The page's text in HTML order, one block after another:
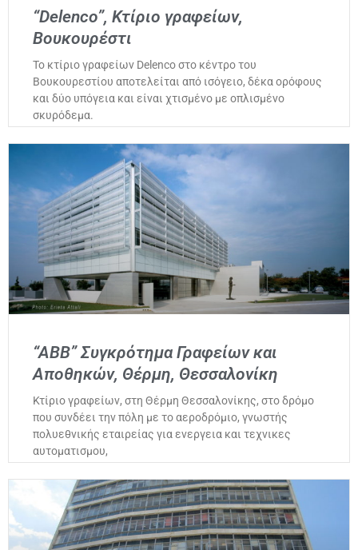
“Delenco”, Κτίριο γραφείων,
Βουκουρέστι
Το κτίριο γραφείων Delenco στο κέντρο του
Βουκουρεστίου αποτελείται από ισόγειο, δέκα ορόφους
και δύο υπόγεια και είναι χτισμένο με οπλισμένο
σκυρόδεμα.
“ABB” Συγκρότημα Γραφείων και
Αποθηκών, Θέρμη, Θεσσαλονίκη
Κτίριο γραφείων, στη Θέρμη Θεσσαλονίκης, στο δρόμο
που συνδέει την πόλη με το αεροδρόμιο, γνωστής
πολυεθνικής εταιρείας για ενεργεια και τεχνικες
αυτοματισμου,